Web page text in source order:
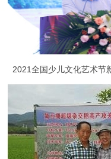
2021全国少儿文化艺术节